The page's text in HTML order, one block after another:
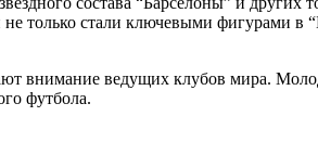
стали ключевыми фигурами в
внимание ведущих клубов мира.
футбола.